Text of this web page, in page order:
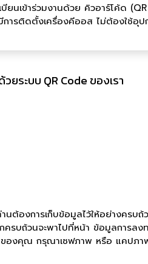
บียนเข้าร่วมงานด้วย คิวอาร์โค้ด
ารติดตั้งเครื่องคีออส ไม่ต้องใช้อุ
ยระบบ QR Code ของเรา
านต้องการเก็บข้อมูลไว้ให้อย่างค
ครบถ้วนจะพาไปที่หน้า ข้อมูลการล
องคุณ กรุณาเซฟภาพ หรือ แคปภาพ